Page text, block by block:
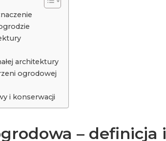
architektury
ogrodowej
i konserwacji
– definicja i